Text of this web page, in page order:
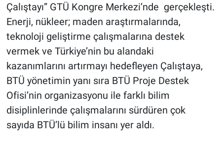
Çalıştayı” GTÜ Kongre Merkezi’nde gerçekleşti.
Enerji, nükleer; maden araştırmalarında,
teknoloji geliştirme çalışmalarına destek
vermek ve Türkiye’nin bu alandaki
kazanımlarını artırmayı hedefleyen Çalıştaya,
BTÜ yönetimin yanı sıra BTÜ Proje Destek
Ofisi’nin organizasyonu ile farklı bilim
disiplinlerinde çalışmalarını sürdüren çok
sayıda BTÜ’lü bilim insanı yer aldı.